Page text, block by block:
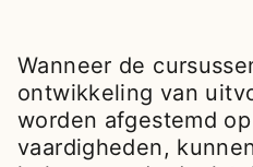
Wanneer de
ontwikkeling van
worden afgestemd
vaardigheden,